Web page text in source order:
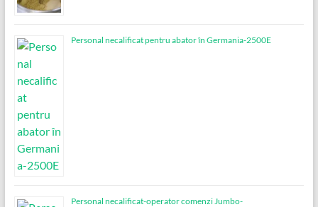
Personal necalificat pentru abator în Germania-2500E
Personal necalificat-operator comenzi Jumbo-